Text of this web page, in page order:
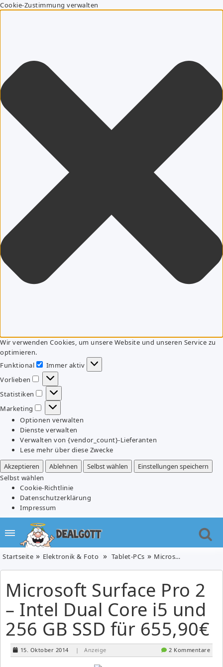
Cookie-Zustimmung verwalten
Wir verwenden Cookies, um unsere Website und unseren Service zu
optimieren.
Funktional
Funktional
Immer aktiv
Vorlieben
Vorlieben
Statistiken
Statistiken
Marketing
Marketing
Optionen verwalten
Dienste verwalten
Verwalten von {vendor_count}-Lieferanten
Lese mehr über diese Zwecke
Akzeptieren
Ablehnen Selbst wählen
Einstellungen speichern
Selbst wählen
Cookie-Richtlinie
Datenschutzerklärung
Impressum
Startseite Elektronik & Foto Tablet-PCs Microsoft Surface Pro 2 – Intel Dual Core i5 und 256 GB SSD für 655,90€
Microsoft Surface Pro 2
– Intel Dual Core i5 und
256 GB SSD für 655,90€
15. Oktober 2014 | Anzeige 2 Kommentare